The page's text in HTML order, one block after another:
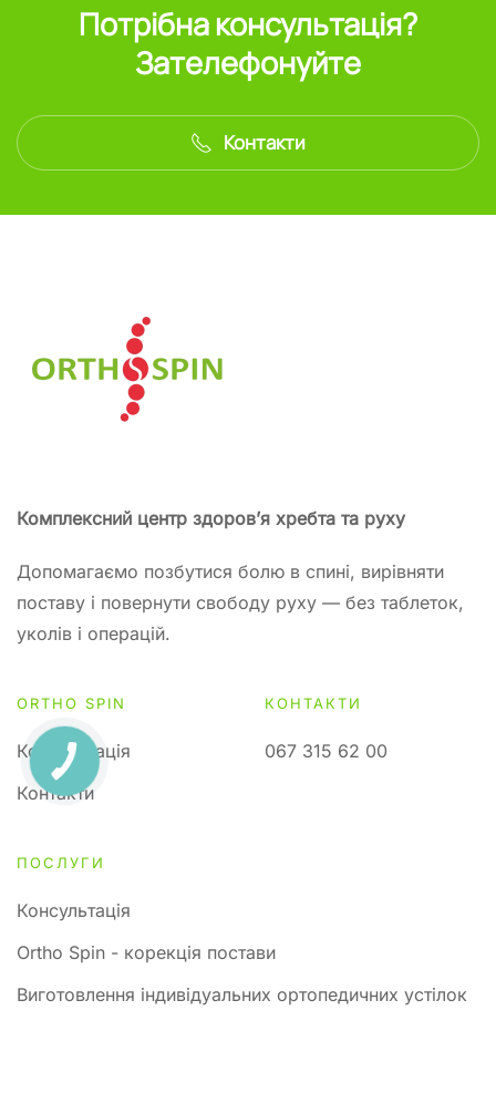
Потрібна консультація?
Зателефонуйте
Контакти
Комплексний центр здоров’я хребта та руху
Допомагаємо позбутися болю в спині, вирівняти
поставу і повернути свободу руху — без таблеток,
уколів і операцій.
ORTHO SPIN
Консультація
Контакти
КОНТАКТИ
067 315 62 00
ПОСЛУГИ
Консультація
Ortho Spin - корекція постави
Виготовлення індивідуальних ортопедичних устілок